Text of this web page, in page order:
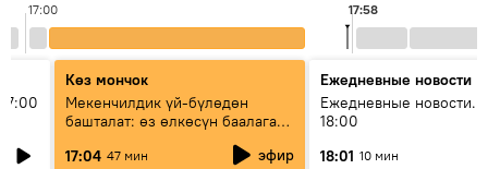
17:00 17:58
Көз мончок
Мекенчилдик үй-бүлөдөн
башталат: өз өлкөсүн баалаган
муунду кантип тарбиялоо
керек?
17:04 47 мин эфир
Ежедневные новости
Ежедневные новости.
18:00
18:01 10 мин